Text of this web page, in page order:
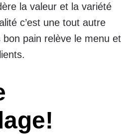
la valeur et la variété
c’est une tout autre
pain relève le menu et